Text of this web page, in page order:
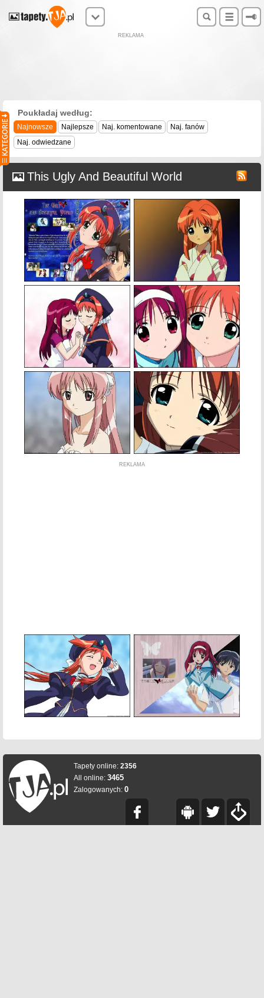
REKLAMA
Poukładaj według:
Najnowsze Najlepsze Naj. komentowane
Naj. fanów
Naj. odwiedzane
This Ugly And Beautiful World
REKLAMA
Tapety online: 2356
All online: 3465
Zalogowanych: 0